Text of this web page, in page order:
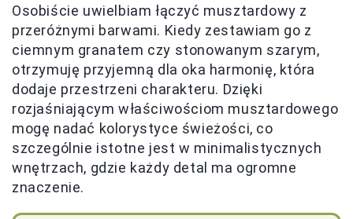
Osobiście uwielbiam łączyć musztardowy z
przeróżnymi barwami. Kiedy zestawiam go z
ciemnym granatem czy stonowanym szarym,
otrzymuję przyjemną dla oka harmonię, która
dodaje przestrzeni charakteru. Dzięki
rozjaśniającym właściwościom musztardowego
mogę nadać kolorystyce świeżości, co
szczególnie istotne jest w minimalistycznych
wnętrzach, gdzie każdy detal ma ogromne
znaczenie.